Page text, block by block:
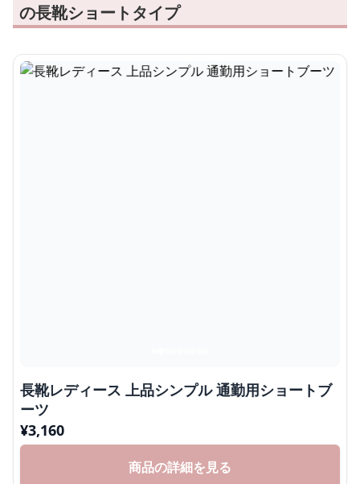
の長靴ショートタイプ
長靴レディース 上品シンプル 通勤用ショートブ
ーツ
¥3,160
商品の詳細を見る